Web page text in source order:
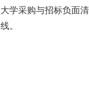
大学采购与招标负面清
线。